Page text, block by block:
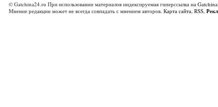
© Gatchina24.ru При использовании материалов индексируемая гиперссылка на
Мнение редакции может не всегда совпадать с мнением авторов. Карта сайта, RSS,